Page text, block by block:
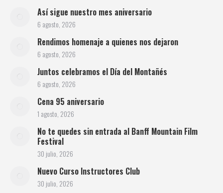
Así sigue nuestro mes aniversario
6 agosto, 2026
Rendimos homenaje a quienes nos dejaron
6 agosto, 2026
Juntos celebramos el Día del Montañés
6 agosto, 2026
Cena 95 aniversario
1 agosto, 2026
No te quedes sin entrada al Banff Mountain Film
Festival
30 julio, 2026
Nuevo Curso Instructores Club
30 julio, 2026